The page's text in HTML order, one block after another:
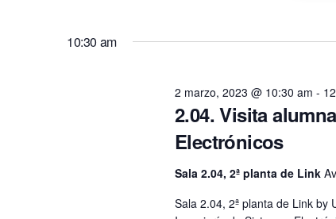
10:30 am
2.04. Visita
Electrónicos
2 marzo, 2023 @ 10:30 am -
Sala 2.04, 2ª planta de Link
Sala 2.04, 2ª planta de Link by